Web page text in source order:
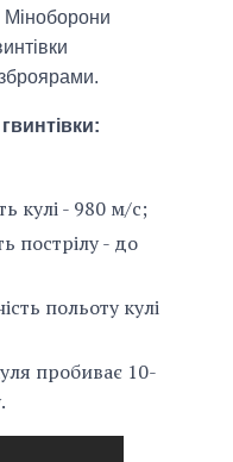
кулі - 980 м/с;
пострілу - до
польоту кулі
пробиває 10-